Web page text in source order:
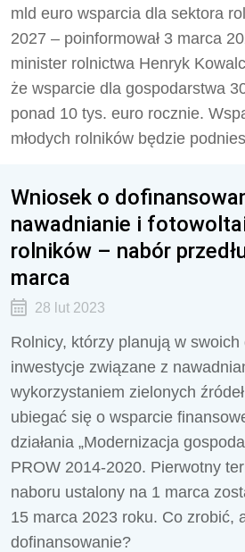
mld euro wsparcia dla sektora
2027 – poinformował 3 marca
minister rolnictwa Henryk
że wsparcie dla gospodarstwa
ponad 10 tys. euro rocznie.
młodych rolników będzie
Wniosek o
nawadnianie i
rolników – nabór
marca
28 lut 2023
Rolnicy, którzy planują w
inwestycje związane z
wykorzystaniem zielonych
ubiegać się o wsparcie
działania „Modernizacja
PROW 2014-2020. Pierwotny
naboru ustalony na 1 marca
15 marca 2023 roku. Co zrobić,
dofinansowanie?